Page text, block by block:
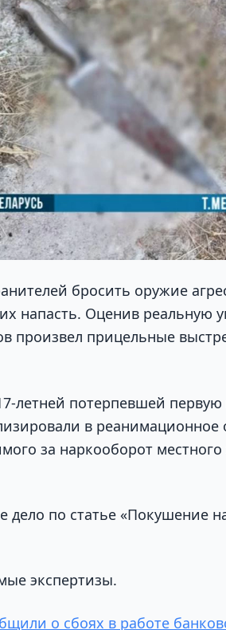
бросить оружие
напасть. Оценив реальную
произвел прицельные
летней потерпевшей
в реанимационное
за наркооборот
дело по статье «Покушение
экспертизы.
о сбоях в работе